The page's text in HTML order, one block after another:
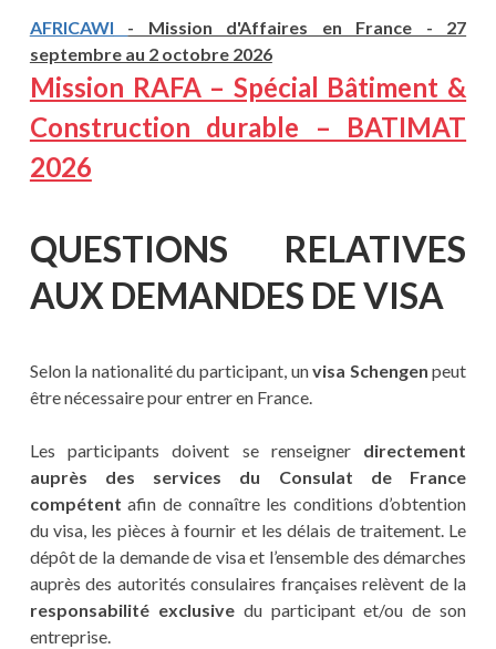
AFRICAWI
- Mission d'Affaires en France - 27
septembre au 2 octobre 2026
Mission RAFA – Spécial Bâtiment &
Construction durable – BATIMAT
2026
QUESTIONS RELATIVES
AUX DEMANDES DE VISA
Selon la nationalité du participant, unvisa Schengen peut
être nécessaire pour entrer en France.
Les participants doivent se renseigner directement
auprès des services du Consulat de France
compétent afin de connaître les conditions d’obtention
du visa, les pièces à fournir et les délais de traitement. Le
dépôt de la demande de visa et l’ensemble des démarches
auprès des autorités consulaires françaises relèvent de la
responsabilité exclusivedu participant et/ou de son
entreprise.